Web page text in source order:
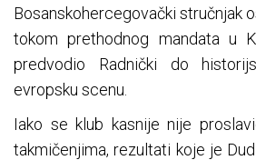
Bosanskohercegovački stručnjak
tokom prethodnog mandata u
predvodio Radnički do
evropsku scenu.
Iako se klub kasnije nije
takmičenjima, rezultati koje je